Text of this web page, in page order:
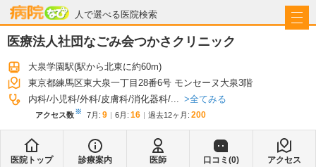
人で選べる医院検索
病院なび
医療法人社団なごみ会つかさクリニック
大泉学園駅(駅から北東に約60m)
東京都練馬区東大泉一丁目28番6号 モンセーヌ大泉3階
内科 小児科 外科 皮膚科 消化器科 ... 全てみる
アクセス数※ 7月 : 9 6月 : 16 過去12ヶ月: 200
医院トップ 診療案内 医師 口コミ(0) アクセス